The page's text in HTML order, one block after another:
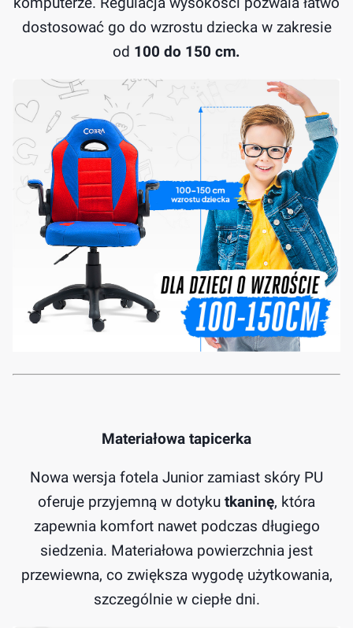
dostosować go do wzrostu dziecka w zakresie
od 100 do 150 cm.
Materiałowa tapicerka
Nowa wersja fotela Junior zamiast skóry PU
oferuje przyjemną w dotyku tkaninę, która
zapewnia komfort nawet podczas długiego
siedzenia. Materiałowa powierzchnia jest
przewiewna, co zwiększa wygodę użytkowania,
szczególnie w ciepłe dni.